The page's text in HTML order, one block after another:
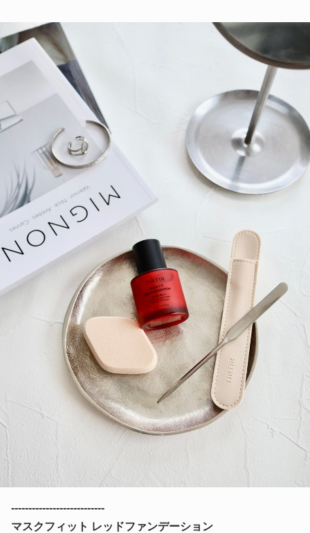
---------------------------
マスクフィット レッドファンデーション